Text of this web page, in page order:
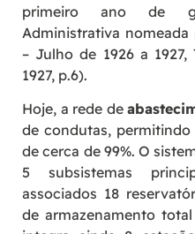
primeiro ano de
Administrativa
– Julho de 1926 a 1927,
1927, p.6).
Hoje, a rede de
de condutas,
de cerca de 99%. O
5 subsistemas
associados 18
de armazenamento